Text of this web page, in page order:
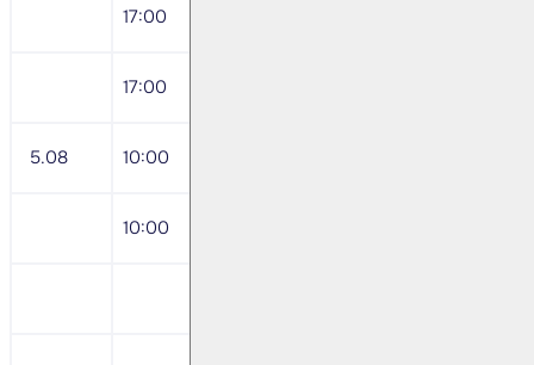
17:00
17:00
5.08 10:00
10:00